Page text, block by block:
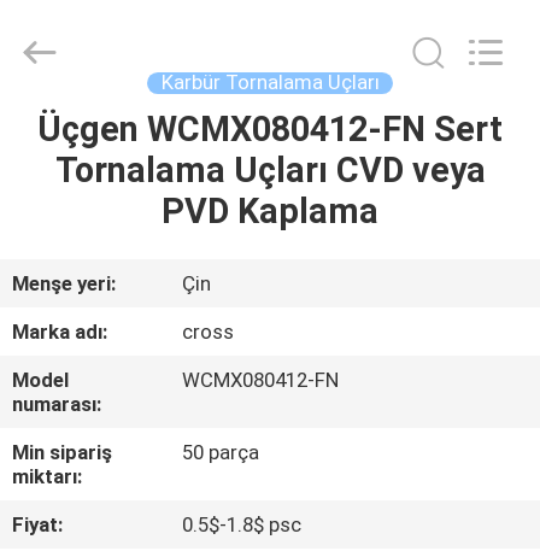
ANA
SAYFA
HAKKIMIZDA
FABRIKA
TURU
KALITE
Copyright
cnccarbideinserts.com.
Karbür Tornalama Uçları
Üçgen WCMX080412-FN Sert
Tornalama Uçları CVD veya
PVD Kaplama
Menşe yeri:
Çin
Marka adı:
cross
Model
numarası:
WCMX080412-FN
Min sipariş
miktarı:
50 parça
Fiyat:
0.5$-1.8$ psc